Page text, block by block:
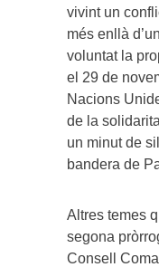
vivint un
més enllà
voluntat la
el 29 de
Nacions
de la
un minut de
bandera de
Altres temes
segona
Consell